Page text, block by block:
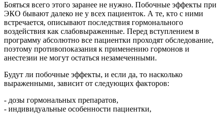
Бояться всего этого заранее не нужно. Побочные эффекты при
ЭКО бывают далеко не у всех пациенток. А те, кто с ними
встречается, описывают последствия гормонального
воздействия как слабовыраженные. Перед вступлением в
программу абсолютно все пациентки проходят обследование,
поэтому противопоказания к применению гормонов и
анестезии не могут остаться незамеченными.
Будут ли побочные эффекты, и если да, то насколько
выраженными, зависит от следующих факторов:
- дозы гормональных препаратов,
- индивидуальные особенности пациентки,